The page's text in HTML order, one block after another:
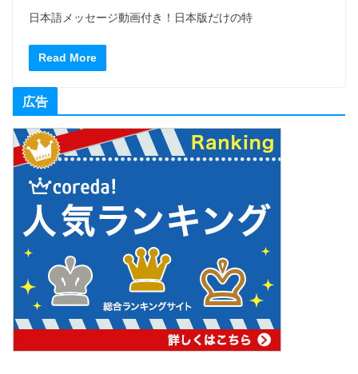
日本語メッセージ動画付き！日本版だけの特
Read More
広告